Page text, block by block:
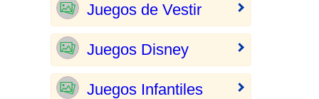
Juegos de Vestir
Juegos Disney
Juegos Infantiles